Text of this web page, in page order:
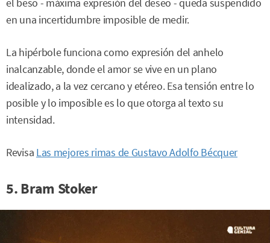
el beso - máxima expresión del deseo - queda suspendido
en una incertidumbre imposible de medir.
La hipérbole funciona como expresión del anhelo
inalcanzable, donde el amor se vive en un plano
idealizado, a la vez cercano y etéreo. Esa tensión entre lo
posible y lo imposible es lo que otorga al texto su
intensidad.
Revisa Las mejores rimas de Gustavo Adolfo Bécquer
5. Bram Stoker